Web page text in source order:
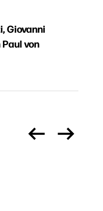
Giovanni
von